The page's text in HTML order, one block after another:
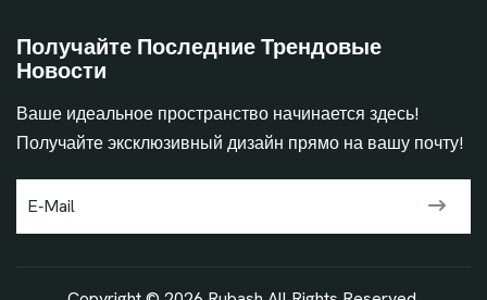
Получайте Последние Трендовые
Новости
Ваше идеальное пространство начинается здесь!
Получайте эксклюзивный дизайн прямо на вашу почту!